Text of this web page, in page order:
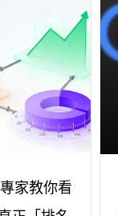
家教你看